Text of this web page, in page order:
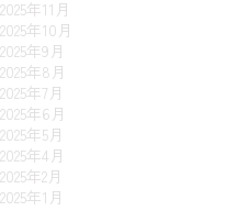
2025年11月
2025年10月
2025年9月
2025年8月
2025年7月
2025年6月
2025年5月
2025年4月
2025年2月
2025年1月